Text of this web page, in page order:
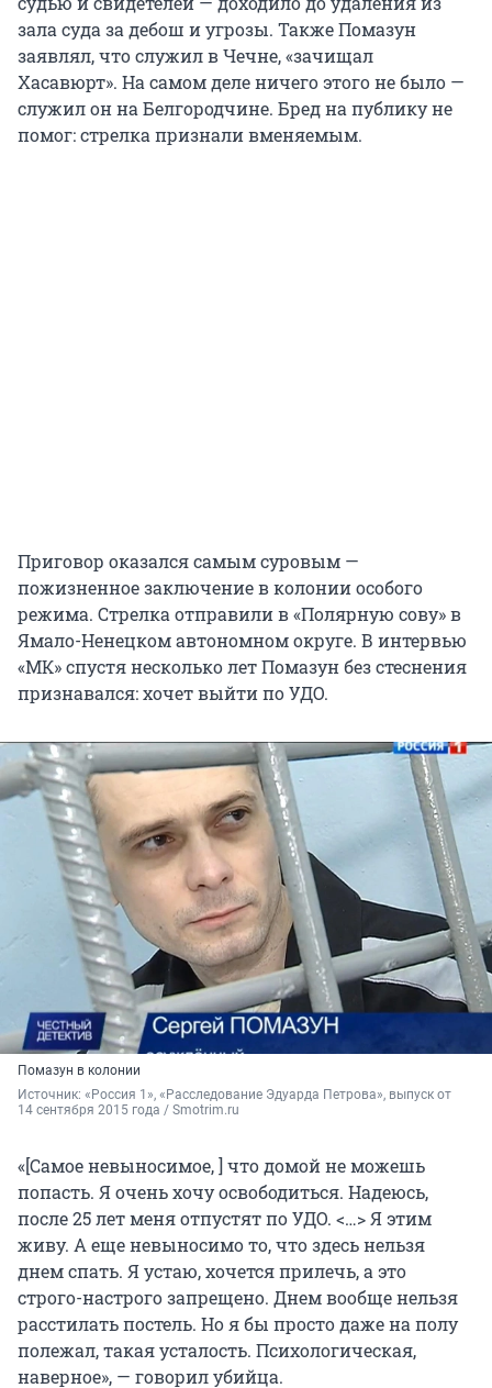
зала суда за дебош и угрозы. Также Помазун
заявлял, что служил в Чечне, «зачищал
Хасавюрт». На самом деле ничего этого не было —
служил он на Белгородчине. Бред на публику не
помог: стрелка признали вменяемым.
Приговор оказался самым суровым —
пожизненное заключение в колонии особого
режима. Стрелка отправили в «Полярную сову» в
Ямало-Ненецком автономном округе. В интервью
«МК» спустя несколько лет Помазун без стеснения
признавался: хочет выйти по УДО.
Помазун в колонии
Источник: «Россия 1», «Расследование Эдуарда Петрова», выпуск от
14 сентября 2015 года / Smotrim.ru
«[Самое невыносимое, ] что домой не можешь
попасть. Я очень хочу освободиться. Надеюсь,
после 25 лет меня отпустят по УДО. <…> Я этим
живу. А еще невыносимо то, что здесь нельзя
днем спать. Я устаю, хочется прилечь, а это
строго-настрого запрещено. Днем вообще нельзя
расстилать постель. Но я бы просто даже на полу
полежал, такая усталость. Психологическая,
наверное», — говорил убийца.